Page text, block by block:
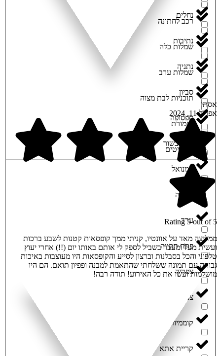
רכב לחתונה
שמלות כלה
שמלות ערב
תוכניות לבת מצוה
תזמורת
תכשיטים
נחלים
נתיבות
נתניה
סביון
ספסופה
עין הבשור
עמנואל
עפולה
ערד
פתח תקווה
צפריה
צפת
קוממיות
קריית אתא
אסתי
אפריל 11, 2024
Rating 5 out of 5
ממליצה מאד על אוונטיו, קניתי ממך קופסאות קטנות לשבע ברכות
ועשית מעל ומעבר בשביל לספק לי אותם באותו יום (!!) אחרי יעוץ
טלפוני והכל בסבלנות וברצון לסייע והקופסאות היו מעוצבות באיכות
גבוהה עם תמונה ששלחתי שהתאמת למבנה ופפיון תואם. הם היו
מושלמות ועשו את כל האירוע! תודה רבה!